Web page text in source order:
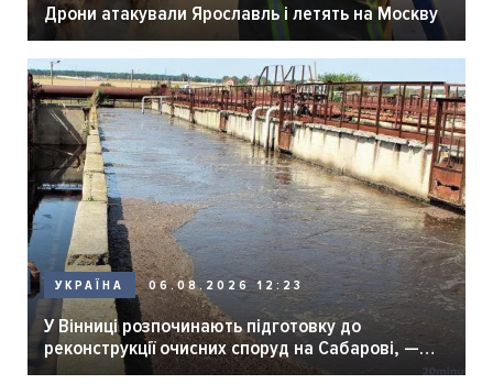
Дрони атакували Ярославль і летять на Москву
УКРАЇНА 06.08.2026 12:23
У Вінниці розпочинають підготовку до
реконструкції очисних споруд на Сабарові, —
мер Вінниці.